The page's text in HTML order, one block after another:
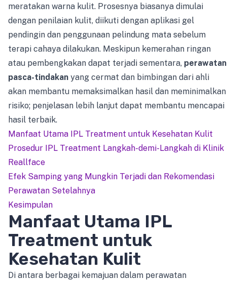
meratakan warna kulit. Prosesnya biasanya dimulai
dengan penilaian kulit, diikuti dengan aplikasi gel
pendingin dan penggunaan pelindung mata sebelum
terapi cahaya dilakukan. Meskipun kemerahan ringan
atau pembengkakan dapat terjadi sementara, perawatan
pasca-tindakan yang cermat dan bimbingan dari ahli
akan membantu memaksimalkan hasil dan meminimalkan
risiko; penjelasan lebih lanjut dapat membantu mencapai
hasil terbaik.
Manfaat Utama IPL Treatment untuk Kesehatan Kulit
Prosedur IPL Treatment Langkah-demi-Langkah di Klinik
Reallface
Efek Samping yang Mungkin Terjadi dan Rekomendasi
Perawatan Setelahnya
Kesimpulan
Manfaat Utama IPL
Treatment untuk
Kesehatan Kulit
Di antara berbagai kemajuan dalam perawatan